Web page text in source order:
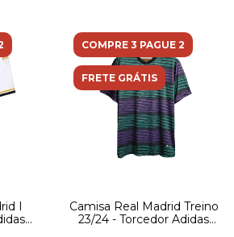
I
COMPRE 3 PAGUE 2
FRETE GRÁTIS
Camisa Real Madrid Treino
23/24 - Torcedor Adidas